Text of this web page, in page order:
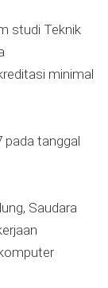
studi Teknik
minimal
pada tanggal
Saudara